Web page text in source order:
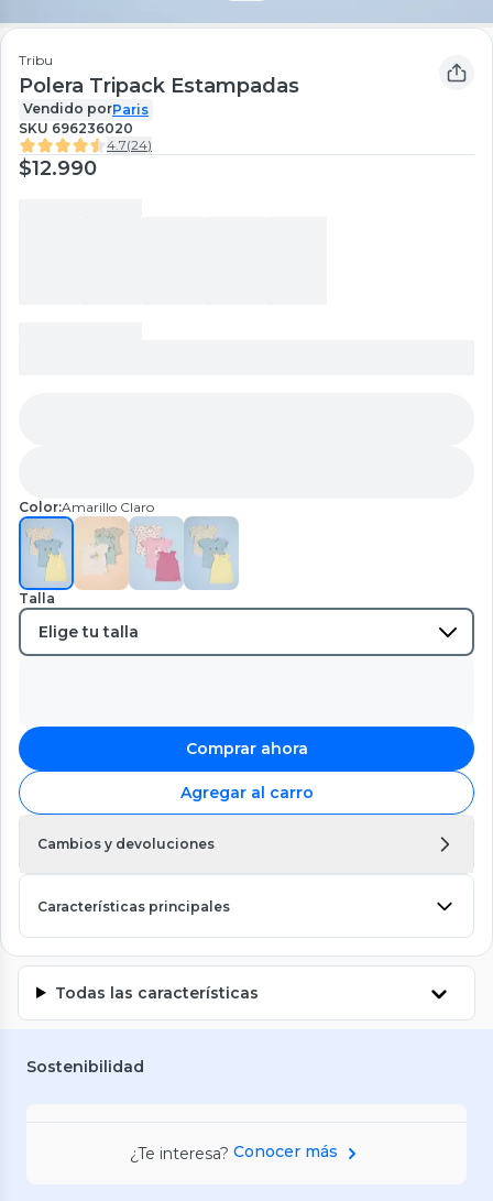
Tribu
Polera Tripack Estampadas
Vendido porParis
SKU 696236020
4.7(24)
$12.990
Color:Amarillo Claro
Talla
Comprar ahora
Agregar al carro
Cambios y devoluciones
Características principales
Todas las características
Sostenibilidad
¿Te interesa? Conocer más